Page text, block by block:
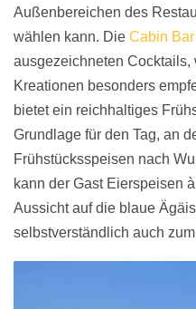
Außenbereichen des
wählen kann. Die Cabin Bar
ausgezeichneten
Kreationen besonders
bietet ein reichhaltiges
Grundlage für den Tag, an
Frühstücksspeisen nach
kann der Gast Eierspeisen
Aussicht auf die blaue
selbstverständlich auch